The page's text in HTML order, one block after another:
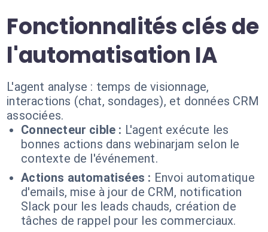
Fonctionnalités clés de
l'automatisation IA
L'agent analyse : temps de visionnage,
interactions (chat, sondages), et données CRM
associées.
Connecteur cible : L'agent exécute les
bonnes actions dans webinarjam selon le
contexte de l'événement.
Actions automatisées : Envoi automatique
d'emails, mise à jour de CRM, notification
Slack pour les leads chauds, création de
tâches de rappel pour les commerciaux.